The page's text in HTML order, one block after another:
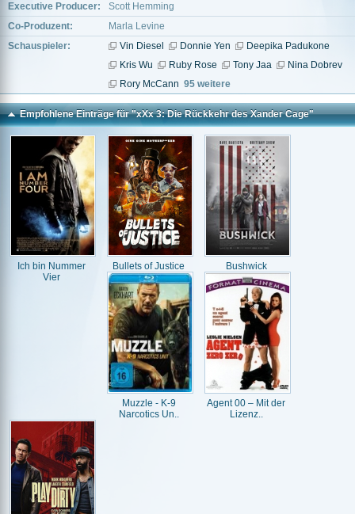
Executive Producer:
Scott Hemming
Co-Produzent:
Marla Levine
Schauspieler:
Vin Diesel Donnie Yen
Deepika Padukone
Kris Wu
Ruby Rose Tony Jaa
Nina Dobrev
Rory McCann 95 weitere
Empfohlene Einträge für "xXx 3: Die Rückkehr des Xander Cage"
Ich bin Nummer
Vier
Bullets of Justice Bushwick
Muzzle - K-9
Narcotics Un..
Agent 00 – Mit der
Lizenz..